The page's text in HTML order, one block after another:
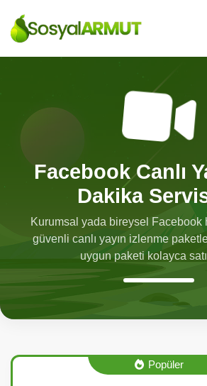
Facebook Canlı
Dakika
Kurumsal yada bireysel Facebook
güvenli canlı yayın izlenme
uygun paketi kolayca
Popüler